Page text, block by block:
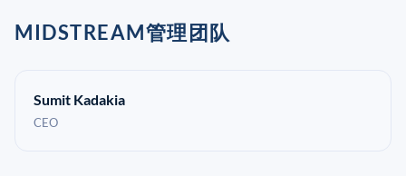
MIDSTREAM管理团队
Sumit Kadakia
CEO